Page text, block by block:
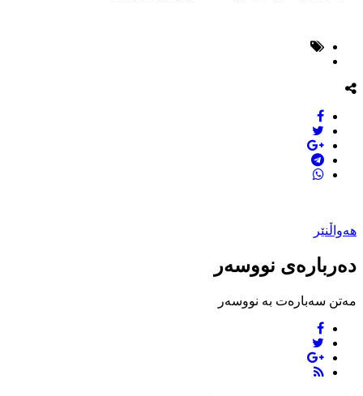
هەواڵنێر
دەربارەی نووسەر
مەتن سەبارەت بە نووسەر